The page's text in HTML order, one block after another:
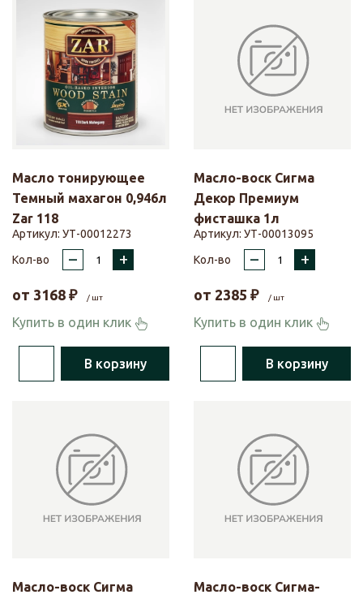
Масло тонирующее
Темный махагон 0,946л
Zar 118
Артикул: УТ-00012273
Кол-во
– +
от 3168 ₽ / шт
Купить в один клик
В корзину
Масло-воск Сигма
Декор Премиум
фисташка 1л
Артикул: УТ-00013095
Кол-во
– +
от 2385 ₽ / шт
Купить в один клик
В корзину
Масло-воск Сигма
Масло-воск Сигма-